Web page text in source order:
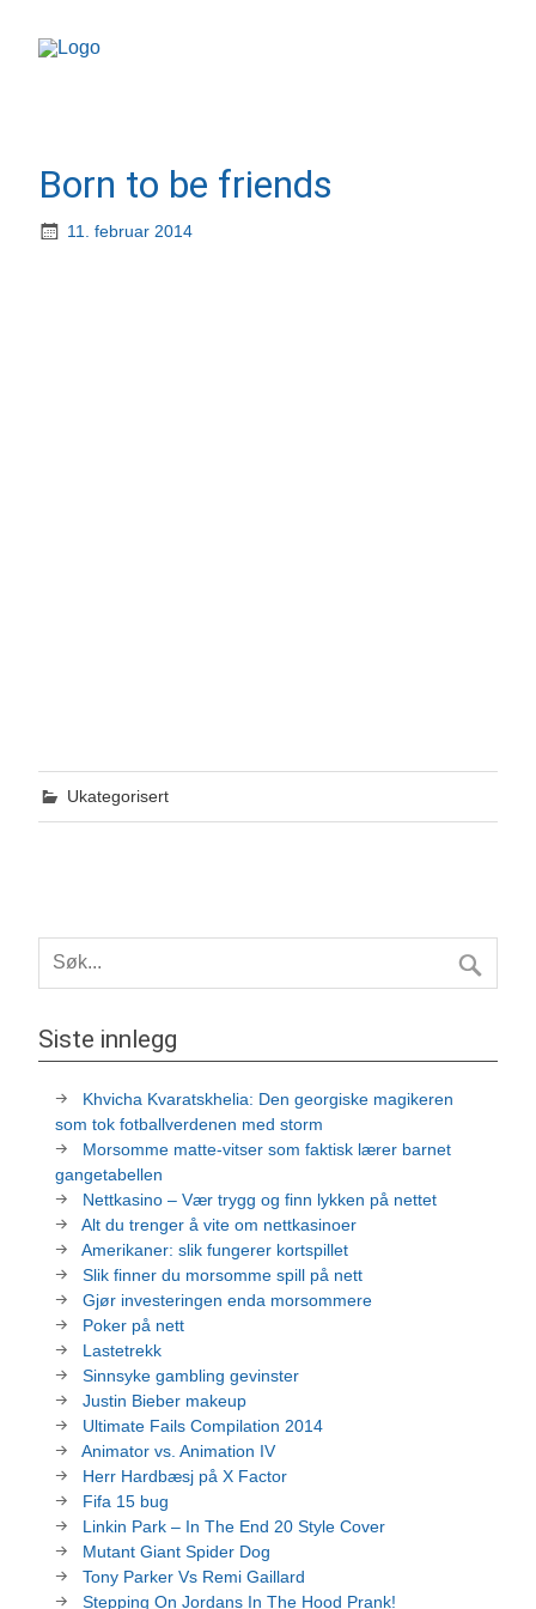
Born to be friends
11. februar 2014
Ukategorisert
Siste innlegg
Khvicha Kvaratskhelia: Den georgiske magikeren
som tok fotballverdenen med storm
Morsomme matte-vitser som faktisk lærer barnet
gangetabellen
Nettkasino – Vær trygg og finn lykken på nettet
Alt du trenger å vite om nettkasinoer
Amerikaner: slik fungerer kortspillet
Slik finner du morsomme spill på nett
Gjør investeringen enda morsommere
Poker på nett
Lastetrekk
Sinnsyke gambling gevinster
Justin Bieber makeup
Ultimate Fails Compilation 2014
Animator vs. Animation IV
Herr Hardbæsj på X Factor
Fifa 15 bug
Linkin Park – In The End 20 Style Cover
Mutant Giant Spider Dog
Tony Parker Vs Remi Gaillard
Stepping On Jordans In The Hood Prank!